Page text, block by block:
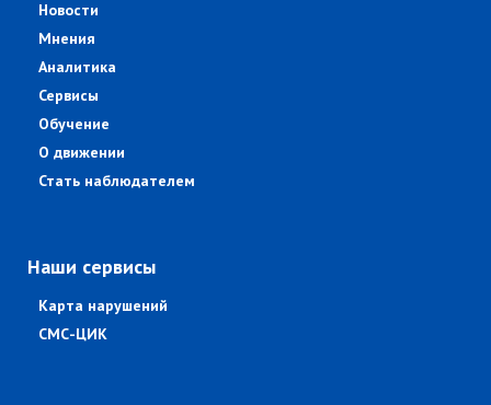
Новости
Мнения
Аналитика
Сервисы
Обучение
О движении
Стать наблюдателем
Наши сервисы
Карта нарушений
СМС-ЦИК